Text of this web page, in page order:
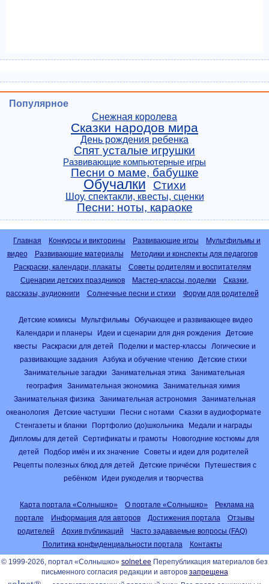
Популярное
Снежная королева
Сказки народов мира
День рождения ребенка
Спят усталые игрушки
Развивающие компьютерные игры
Песни о маме, бабушке
Обучалки Стихи
Шоу, спектакли, квесты, сценки
Песни: ноты, караоке
Главная Конкурсы и викторины Развивающие игры
Мультфильмы и
видео
Развивающие материалы
Методики и конспекты для педагогов
Раскраски, календари, плакаты
Советы родителям и воспитателям
Сценарии детских праздников
Мастер-классы, поделки
Сказки,
рассказы, аудиокниги
Солнечные песни и стихи Форум для родителей
Детские комиксы Мультфильмы
Обучающее и развивающее видео
Календари и планеры
Идеи и сценарии для дня рождения
Детские
квесты
Раскраски для детей Поделки и мастер-классы
Логические и
развивающие задания
Азбука и обучение чтению
Детские стихи
Занимательные загадки
Занимательная этика
Занимательная
география
Занимательная экономика
Занимательная химия
Занимательная физика
Занимательная астрономия
Занимательная
океанология
Детские частушки Песни с нотами
Сказки в аудиоформате
Стенгазеты и бланки
Портфолио (до)школьника
Медали и награды
Дипломы для детей
Сертификаты и грамоты
Новогодние костюмы для
детей
Подбор имён и их значение
Советы и идеи для родителей
Рецепты полезных блюд для детей
Детские причёски
Путешествия с
ребёнком
Идеи рукоделия и творчества
Карта портала «Солнышко» О портале «Солнышко»
Реклама на
портале
Информация для авторов Достижения портала
Отзывы
родителей
Архив публикаций
Часто задаваемые вопросы (FAQ)
Политика конфиденциальности портала
Контакты
© 1999-2026, портал «Солнышко» solnet.ee Перепубликация материалов без
письменного согласия редакции и авторов запрещена